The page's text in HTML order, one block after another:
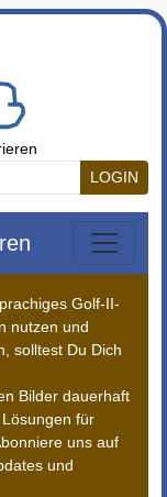
LOGIN
Golf-II-
nutzen und
solltest Du Dich
Bilder dauerhaft
für
uns auf
und